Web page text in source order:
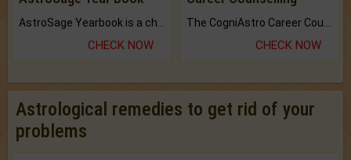
CHECK NOW CHECK NOW
Astrological remedies to get rid of your
problems